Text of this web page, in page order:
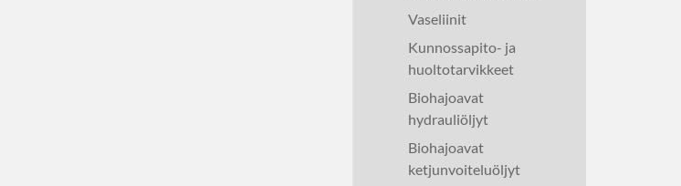
Vaseliinit
Kunnossapito- ja
huoltotarvikkeet
Biohajoavat
hydrauliöljyt
Biohajoavat
ketjunvoiteluöljyt